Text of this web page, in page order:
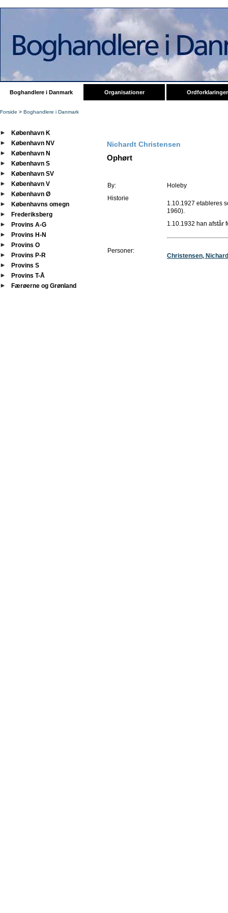
Boghandlere i Danmark Organisationer Ordforklaringer
Forside > Boghandlere i Danmark
København K
København NV
København N
København S
København SV
København V
København Ø
Københavns omegn
Frederiksberg
Provins A-G
Provins H-N
Provins O
Provins P-R
Provins S
Provins T-Å
Færøerne og Grønland
Nichardt Christensen
Ophørt
By:
Holeby
Historie
1.10.1927 etableres
1960).
1.10.1932 han afstår
Personer:
Christensen,